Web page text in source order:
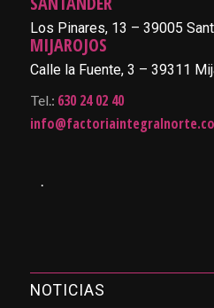
Los Pinares, 13 – 39005
MIJAROJOS
Calle la Fuente, 3 – 39311
Tel.: 630 24 02 40
.
NOTICIAS